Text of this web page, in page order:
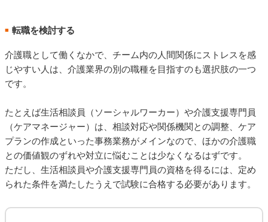
■ 転職を検討する
介護職として働くなかで、チーム内の人間関係にストレスを感
じやすい人は、介護業界の別の職種を目指すのも選択肢の一つ
です。
たとえば生活相談員（ソーシャルワーカー）や介護支援専門員
（ケアマネージャー）は、相談対応や関係機関との調整、ケア
プランの作成といった事務業務がメインなので、ほかの介護職
との価値観のずれや対立に悩むことは少なくなるはずです。
ただし、生活相談員や介護支援専門員の資格を得るには、定め
られた条件を満たしたうえで試験に合格する必要があります。